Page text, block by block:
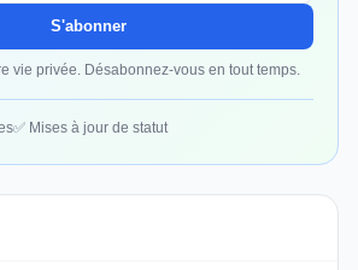
S'abonner
vie privée. Désabonnez-vous en tout temps.
✅ Mises à jour de statut